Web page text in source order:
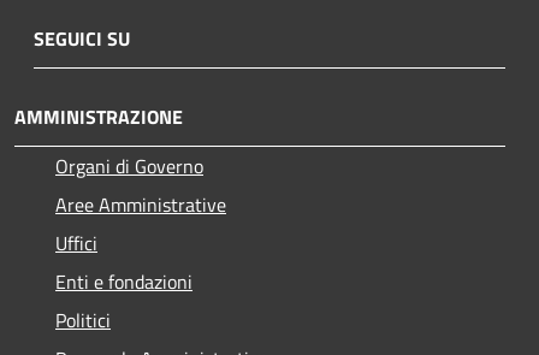
SEGUICI SU
AMMINISTRAZIONE
Organi di Governo
Aree Amministrative
Uffici
Enti e fondazioni
Politici